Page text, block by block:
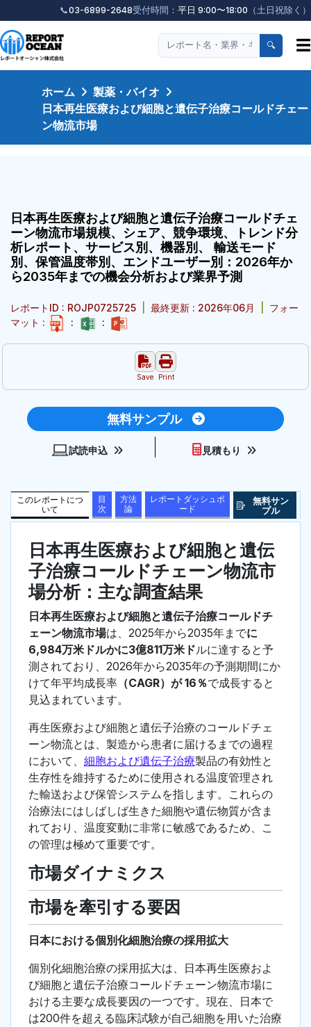
📞03-6899-2648受付時間： 平日 9:00〜18:00 （土日祝除く）
🔍 ☰
ホーム
製薬・バイオ
日本再生医療および細胞と遺伝子治療コールドチェー
ン物流市場
日本再生医療および細胞と遺伝子治療コールドチェ
ーン物流市場規模、シェア、競争環境、トレンド分
析レポート、サービス別、機器別、 輸送モード
別、保管温度帯別、エンドユーザー別：2026年か
ら2035年までの機会分析および業界予測
レポートID : ROJP0725725 最終更新 : 2026年06月
フォー
マット :
: :
Save Print
無料サンプル
試読申込 見積もり
このレポートにつ
いて
目
次
方法
論
レポートダッシュボ
ード
無料サン
プル
日本再生医療および細胞と遺伝
子治療コールドチェーン物流市
場分析：主な調査結果
日本再生医療および細胞と遺伝子治療コールドチ
ェーン物流市場は、2025年から2035年までに
6,984万米ドルかに3億811万米ドルに達すると予
測されており、2026年から2035年の予測期間にか
けて年平均成長率 （CAGR）が 16％で成長すると
見込まれています。
再生医療および細胞と遺伝子治療のコールドチェ
ーン物流とは、製造から患者に届けるまでの過程
において、 細胞および遺伝子治療製品の有効性と
生存性を維持するために使用される温度管理され
た輸送および保管システムを指します。これらの
治療法にはしばしば生きた細胞や遺伝物質が含ま
れており、温度変動に非常に敏感であるため、こ
の管理は極めて重要です。
市場ダイナミクス
市場を牽引する要因
日本における個別化細胞治療の採用拡大
個別化細胞治療の採用拡大は、日本再生医療およ
び細胞と遺伝子治療コールドチェーン物流市場に
おける主要な成長要因の一つです。現在、日本で
は200件を超える臨床試験が自己細胞を用いた治療